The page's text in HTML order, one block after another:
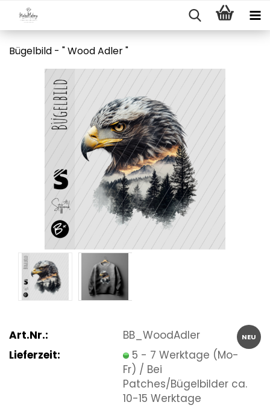
Bügelbild - " Wood Adler "
NEU
Art.Nr.:
BB_WoodAdler
Lieferzeit:
5 - 7 Werktage (Mo-
Fr) / Bei
Patches/Bügelbilder ca.
10-15 Werktage